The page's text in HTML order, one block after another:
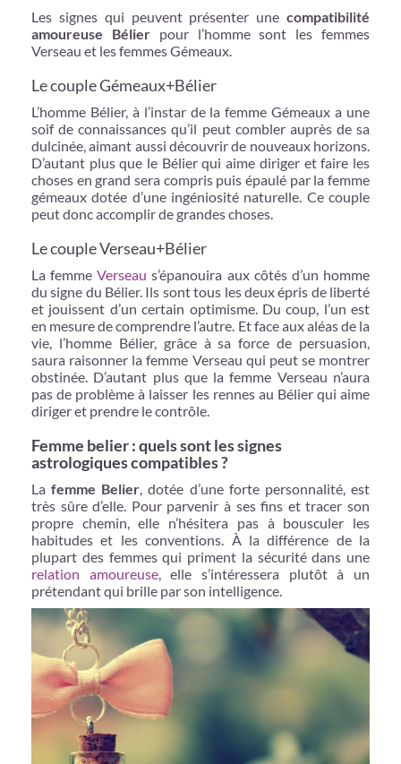
Les signes qui peuvent présenter une compatibilité
amoureuse Bélier pour l’homme sont les femmes
Verseau et les femmes Gémeaux.
Le couple Gémeaux+Bélier
L’homme Bélier, à l’instar de la femme Gémeaux a une
soif de connaissances qu’il peut combler auprès de sa
dulcinée, aimant aussi découvrir de nouveaux horizons.
D’autant plus que le Bélier qui aime diriger et faire les
choses en grand sera compris puis épaulé par la femme
gémeaux dotée d’une ingéniosité naturelle. Ce couple
peut donc accomplir de grandes choses.
Le couple Verseau+Bélier
La femmeVerseau s’épanouira aux côtés d’un homme
du signe du Bélier. Ils sont tous les deux épris de liberté
et jouissent d’un certain optimisme. Du coup, l’un est
en mesure de comprendre l’autre. Et face aux aléas de la
vie, l’homme Bélier, grâce à sa force de persuasion,
saura raisonner la femme Verseau qui peut se montrer
obstinée. D’autant plus que la femme Verseau n’aura
pas de problème à laisser les rennes au Bélier qui aime
diriger et prendre le contrôle.
Femme belier : quels sont les signes
astrologiques compatibles ?
Lafemme Belier, dotée d’une forte personnalité, est
très sûre d’elle. Pour parvenir à ses fins et tracer son
propre chemin, elle n’hésitera pas à bousculer les
habitudes et les conventions. À la différence de la
plupart des femmes qui priment la sécurité dans une
relation amoureuse, elle s’intéressera plutôt à un
prétendant qui brille par son intelligence.